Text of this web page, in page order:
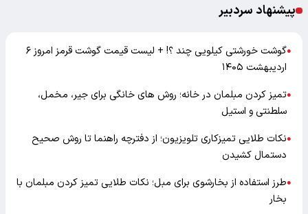
پیشنهاد سردبیر
●
گوشت خورشتی کیلویی چند ؟! + لیست قیمت گوشت قرمز امروز ۶
اردیبهشت ۱۴۰۵
●تمیز کردن مبلمان در خانه؛ روش های خانگی برای جیر، مخمل،
سلطنتی و استیل
●نکات طلایی تمیزکاری تلویزیون؛ از دفترچه راهنما تا روش صحیح
دستمال کشیدن
●طرز استفاده از بخارشوی برای مبل؛ نکات طلایی تمیز کردن مبلمان با
بخار